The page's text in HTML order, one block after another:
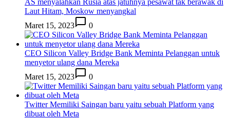
AS menyalahkan Rusia atas jatuhnya pesawat tak berawak di
Laut Hitam, Moskow menyangkal
Maret 15, 2023
0
CEO Silicon Valley Bridge Bank Meminta Pelanggan untuk
menyetor ulang dana Mereka
Maret 15, 2023
0
Twitter Memiliki Saingan baru yaitu sebuah Platform yang
dibuat oleh Meta